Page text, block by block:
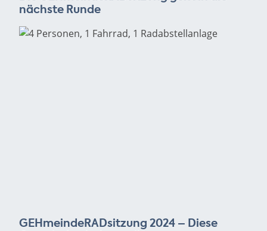
nächste Runde
GEHmeindeRADsitzung 2024 – Diese